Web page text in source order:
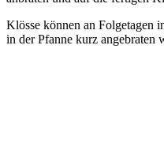
Klösse können an Folgetagen
in der Pfanne kurz angebraten